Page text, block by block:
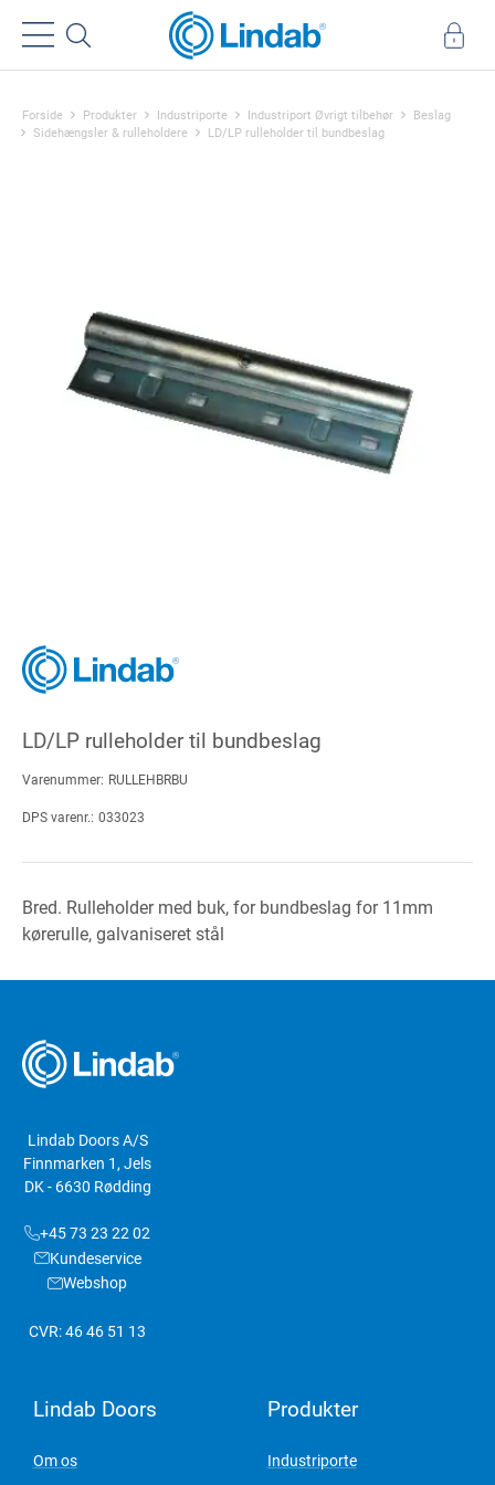
Forside Produkter Industriporte Industriport Øvrigt tilbehør
Beslag
Sidehængsler & rulleholdere
LD/LP rulleholder til bundbeslag
LD/LP rulleholder til bundbeslag
Varenummer: RULLEHBRBU
DPS varenr.: 033023
Bred. Rulleholder med buk, for bundbeslag for 11mm
kørerulle, galvaniseret stål
Lindab Doors A/S
Finnmarken 1, Jels
DK - 6630 Rødding
+45 73 23 22 02
Kundeservice
Webshop
CVR: 46 46 51 13
Lindab Doors
Om os
Produkter
Industriporte